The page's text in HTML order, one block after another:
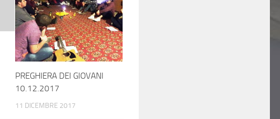
PREGHIERA DEI GIOVANI
10.12.2017
11 DICEMBRE 2017